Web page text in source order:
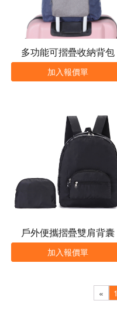
多功能可摺疊收納背包
加入報價單
戶外便攜摺疊雙肩背囊
加入報價單
« 1